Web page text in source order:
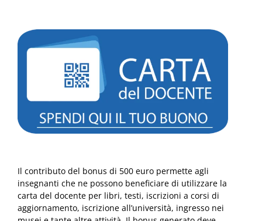
Il contributo del bonus di 500 euro permette agli
insegnanti che ne possono beneficiare di utilizzare la
carta del docente per libri, testi, iscrizioni a corsi di
aggiornamento, iscrizione all’università, ingresso nei